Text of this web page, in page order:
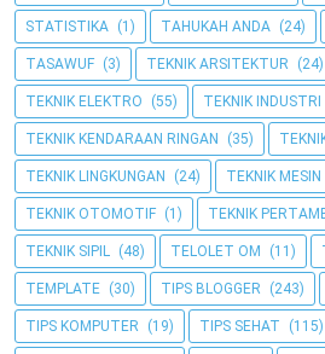
STATISTIKA (1) TAHUKAH ANDA (24)
TASAWUF (3) TEKNIK ARSITEKTUR (24)
TEKNIK ELEKTRO (55) TEKNIK INDUSTRI
TEKNIK KENDARAAN RINGAN (35)
TEKNIK LINGKUNGAN (24) TEKNIK MESIN
TEKNIK OTOMOTIF (1) TEKNIK
TEKNIK SIPIL (48) TELOLET OM (11)
TEMPLATE (30) TIPS BLOGGER (243)
TIPS KOMPUTER (19) TIPS SEHAT (115)